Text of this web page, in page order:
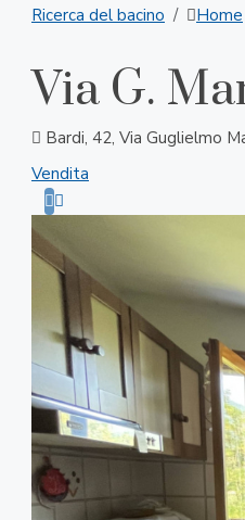
Ricerca del bacino
Home
Via G.
Bardi, 42, Via Guglielmo
Vendita